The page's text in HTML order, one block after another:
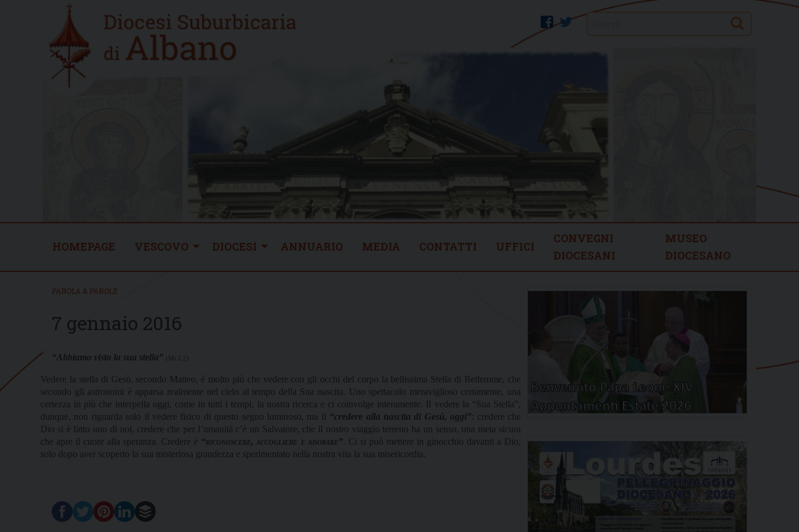
Home
new
twitter
facebook Search
HOMEPAGE VESCOVO DIOCESI ANNUARIO MEDIA CONTATTI UFFICI
CONVEGNI
DIOCESANI
MUSEO
DIOCESANO
PAROLA & PAROLE
7 gennaio 2016
“Abbiamo visto la sua stella” (Mt 2,2)
Vedere la stella di Gesù, secondo Matteo, è molto più che vedere con gli occhi del corpo la bellissima Stella di Betlemme, che
secondo gli astronomi è apparsa realmente nel cielo al tempo della Sua nascita. Uno spettacolo meraviglioso certamente, una
certezza in più che interpella oggi, come in tutti i tempi, la nostra ricerca e ci coinvolge interamente. Il vedere la “Sua Stella”,
dunque, non riguarda solo il vedere fisico di questo segno luminoso, ma il “credere alla nascita di Gesù, oggi”: credere che
Dio si è fatto uno di noi, credere che per l’umanità c’è un Salvatore, che il nostro viaggio terreno ha un senso, una meta sicura
che apre il cuore alla speranza. Credere è “riconoscere, accogliere e adorare” . Ci si può mettere in ginocchio davanti a Dio,
solo dopo aver scoperto la sua misteriosa grandezza e sperimentato nella nostra vita la sua misericordia.